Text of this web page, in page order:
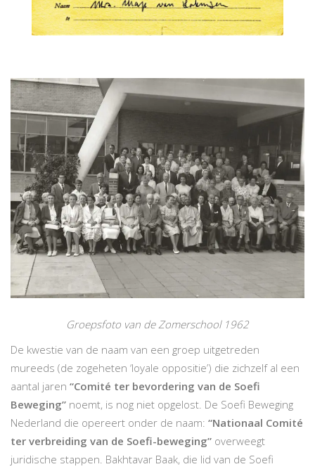
Groepsfoto van de Zomerschool 1962
De kwestie van de naam van een groep uitgetreden
mureeds (de zogeheten ‘loyale oppositie’) die zichzelf al een
aantal jaren “Comité ter bevordering van de Soefi
Beweging” noemt, is nog niet opgelost. De Soefi Beweging
Nederland die opereert onder de naam: “Nationaal Comité
ter verbreiding van de Soefi-beweging” overweegt
juridische stappen. Bakhtavar Baak, die lid van de Soefi